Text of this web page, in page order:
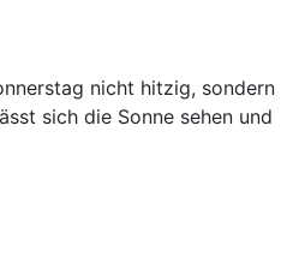
nicht hitzig, sondern
sich die Sonne sehen und